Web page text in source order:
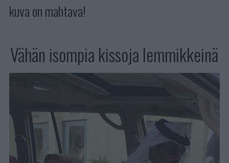
kuva on mahtava!
Vähän isompia kissoja lemmikkeinä